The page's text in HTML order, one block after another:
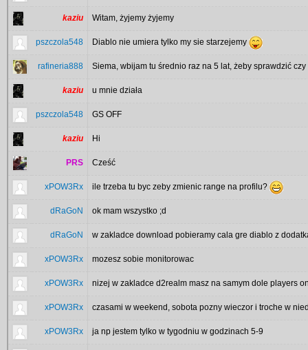
kaziu Witam, żyjemy żyjemy
pszczola548 Diablo nie umiera tylko my sie starzejemy
rafineria888 Siema, wbijam tu średnio raz na 5 lat, żeby sprawdzić
kaziu u mnie działa
pszczola548 GS OFF
kaziu Hi
PRS Cześć
xPOW3Rx ile trzeba tu byc zeby zmienic range na profilu?
dRaGoN ok mam wszystko ;d
dRaGoN w zakladce download pobieramy cala gre diablo z
xPOW3Rx mozesz sobie monitorowac
xPOW3Rx nizej w zakladce d2realm masz na samym dole players
xPOW3Rx czasami w weekend, sobota pozny wieczor i troche w
xPOW3Rx ja np jestem tylko w tygodniu w godzinach 5-9